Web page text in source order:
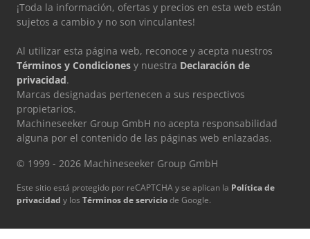
¡Toda la información, ofertas y precios en esta web están
sujetos a cambio y no son vinculantes!
Al utilizar esta página web, reconoce y acepta nuestros
Términos y Condiciones y nuestra Declaración de
privacidad.
Marcas designadas pertenecen a sus respectivos
propietarios.
Machineseeker Group GmbH no acepta responsabilidad
alguna por el contenido de las páginas web enlazadas.
© 1999 - 2026 Machineseeker Group GmbH
Este sitio está protegido por reCAPTCHA y se aplican la Política de
privacidad y los Términos de serviciode Google.